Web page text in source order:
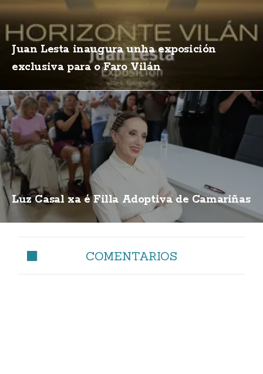
Juan Lesta inaugura unha exposición
exclusiva para o Faro Vilán
Luz Casal xa é Filla Adoptiva de Camariñas
COMENTARIOS